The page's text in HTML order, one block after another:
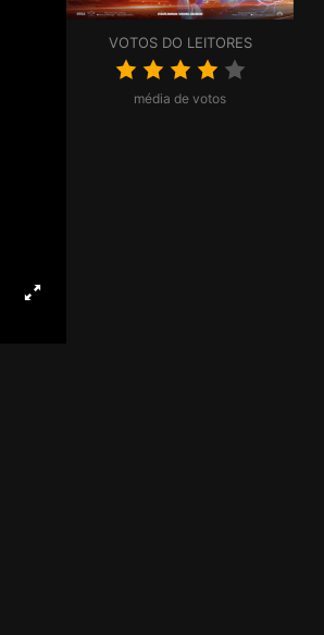
som
Ecrã inteiro
VOTOS DO LEITORES
média de votos